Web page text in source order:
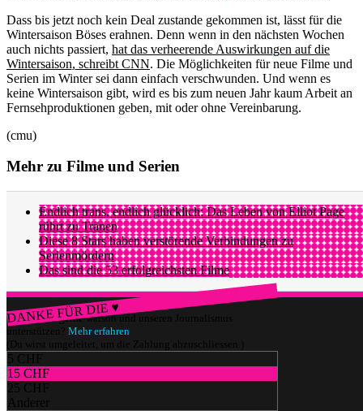
Dass bis jetzt noch kein Deal zustande gekommen ist, lässt für die
Wintersaison Böses erahnen. Denn wenn in den nächsten Wochen
auch nichts passiert, hat das verheerende Auswirkungen auf die
Wintersaison, schreibt CNN. Die Möglichkeiten für neue Filme und
Serien im Winter sei dann einfach verschwunden. Und wenn es
keine Wintersaison gibt, wird es bis zum neuen Jahr kaum Arbeit an
Fernsehproduktionen geben, mit oder ohne Vereinbarung.
(cmu)
Mehr zu Filme und Serien
Endlich trans, endlich glücklich: Das Leben von Elliot Page
rührt zu Tränen
Diese 8 Stars haben verstörende Verbindungen zu
Serienmördern
Das sind die 53 erfolgreichsten Filme
DANKE FÜR DIE ♥
Würdest du gerne watson und unseren Journalismus
unterstützen? Mehr erfahren
(Du wirst umgeleitet, um die Zahlung abzuschliessen.)
5 CHF
15 CHF
25 CHF
Anderer